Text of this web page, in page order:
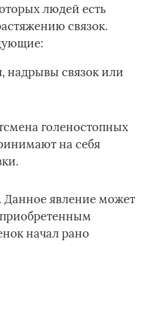
людей есть
связок.
надрывы связок или
голеностопных
на себя
Данное явление может
начал рано